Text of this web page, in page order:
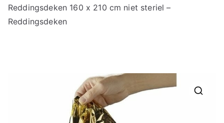
Reddingsdeken 160 x 210 cm niet steriel –
Reddingsdeken